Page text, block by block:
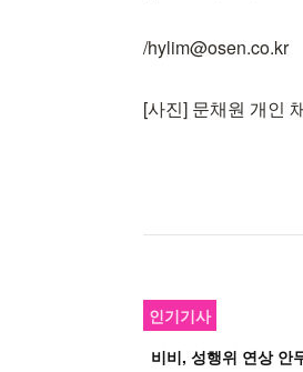
/hylim@osen.co.kr
[사진] 문채원 개인
인기기사
비비, 성행위 연상 안